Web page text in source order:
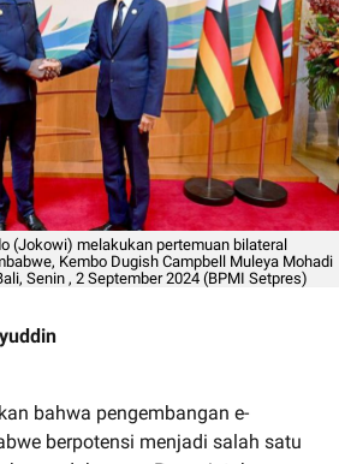
(Jokowi) melakukan pertemuan bilateral
Kembo Dugish Campbell Muleya Mohadi
Senin , 2 September 2024 (BPMI Setpres)
bahwa pengembangan e-
berpotensi menjadi salah satu